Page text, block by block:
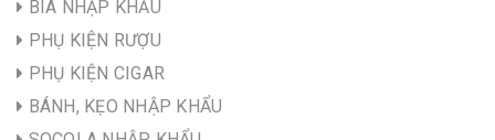
BIA NHẬP KHẨU
PHỤ KIỆN RƯỢU
PHỤ KIỆN CIGAR
BÁNH, KẸO NHẬP KHẨU